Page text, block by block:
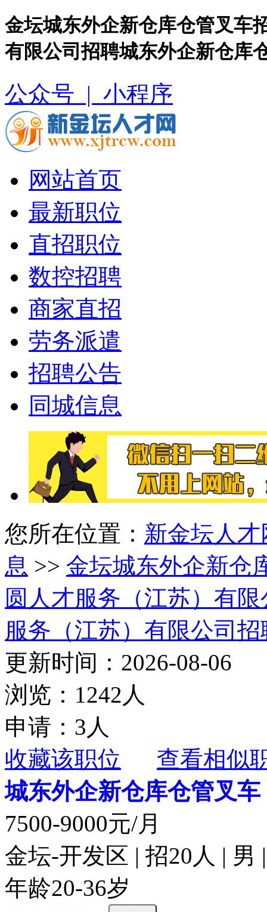
金坛城东外企新仓库仓管叉车
有限公司招聘城东外企新仓库
公众号 | 小程序
网站首页
最新职位
直招职位
数控招聘
商家直招
劳务派遣
招聘公告
同城信息
您所在位置： 新金坛人才
息 >> 金坛城东外企新仓
圆人才服务（江苏）有
服务（江苏）有限公司
更新时间：2026-08-06
浏览：1242人
申请：3人
收藏该职位
查看相似
城东外企新仓库仓管叉车
7500-9000元/月
金坛-开发区 | 招20人 |
年龄20-36岁